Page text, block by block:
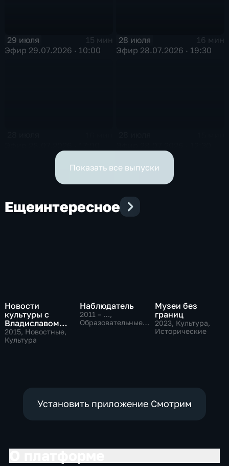
29 июля
15 мин
Эфир 29.07.2026 · 10:00
28 июля
16 мин
Эфир 28.07.2026 · 19:30
Показать все выпуски
Ещеинтересное
Новости
культуры с
Владиславом
Флярковским
2015, Новостные,
Культура
Наблюдатель
2011 – …,
Образовательные,
Музеи без
границ
2023, Культура,
Исторические
Установить приложение Смотрим